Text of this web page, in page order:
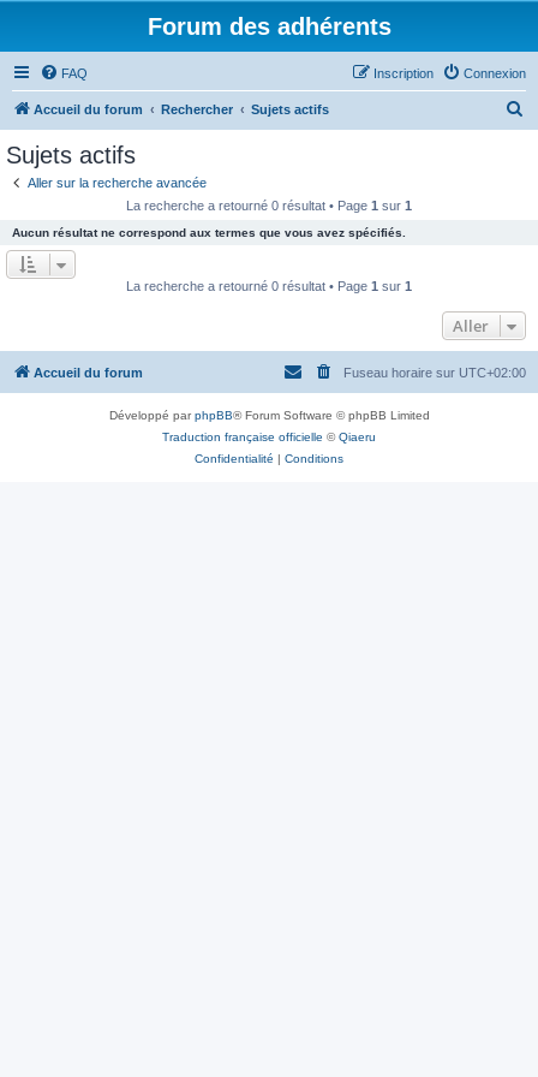
Forum des adhérents
FAQ Connexion
Inscription
Accueil du forum Rechercher Sujets actifs
e
r
Sujets actifs
Aller sur la recherche avancée
La recherche a retourné 0 résultat • Page 1 sur 1
Aucun résultat ne correspond aux termes que vous avez spécifiés.
La recherche a retourné 0 résultat • Page 1 sur 1
Aller
Accueil du forum Fuseau horaire sur UTC+02:00
Développé parphpBB® Forum Software © phpBB Limited
Traduction française officielle ©Qiaeru
Confidentialité | Conditions